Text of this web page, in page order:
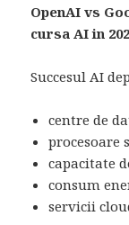
OpenAI vs
cursa AI in
Succesul AI
centre de
procesoare
capacitate
consum
servicii